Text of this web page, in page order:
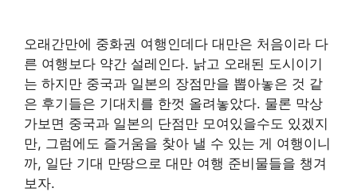
오래간만에 중화권 여행인데다 대만은 처음이라 다
른 여행보다 약간 설레인다. 낡고 오래된 도시이기
는 하지만 중국과 일본의 장점만을 뽑아놓은 것 같
은 후기들은 기대치를 한껏 올려놓았다. 물론 막상
가보면 중국과 일본의 단점만 모여있을수도 있겠지
만, 그럼에도 즐거움을 찾아 낼 수 있는 게 여행이니
까, 일단 기대 만땅으로 대만 여행 준비물들을 챙겨
보자.